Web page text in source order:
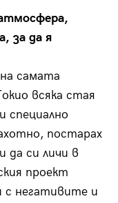
за да я
самата
всяка стая
специално
постарах
да си личи в
проект
с негативите и